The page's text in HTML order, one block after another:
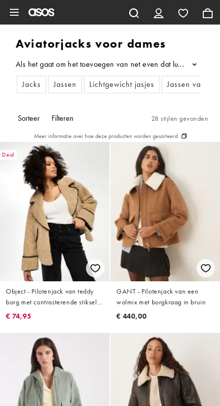
Aviatorjacks voor dames
Als het gaat om het toevoegen van net even dat luxe randje
...
Jacks
Jassen Lichtgewicht jasjes Jassen van
Sorteer Filteren 28 stijlen gevonden
Meer informatie over hoe deze producten worden gesorteerd
Deal
Object - Pilotenjack van teddy
borg met contrasterende stiksels
in biscuit
€ 74,95
GANT - Pilotenjack van een
wolmix met borgkraag in bruin
€ 440,00